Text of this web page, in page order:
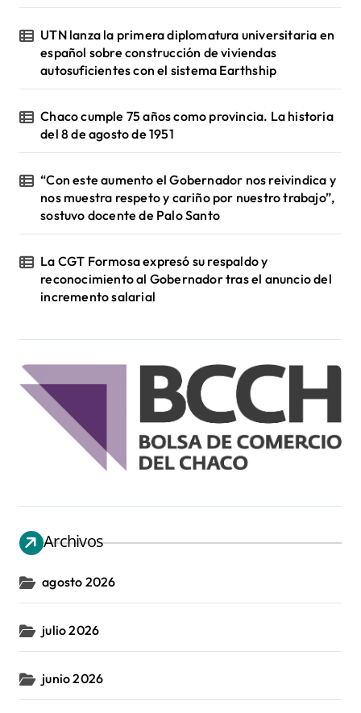
UTN lanza la primera diplomatura universitaria en
español sobre construcción de viviendas
autosuficientes con el sistema Earthship
Chaco cumple 75 años como provincia. La historia
del 8 de agosto de 1951
“Con este aumento el Gobernador nos reivindica y
nos muestra respeto y cariño por nuestro trabajo”,
sostuvo docente de Palo Santo
La CGT Formosa expresó su respaldo y
reconocimiento al Gobernador tras el anuncio del
incremento salarial
Archivos
agosto 2026
julio 2026
junio 2026